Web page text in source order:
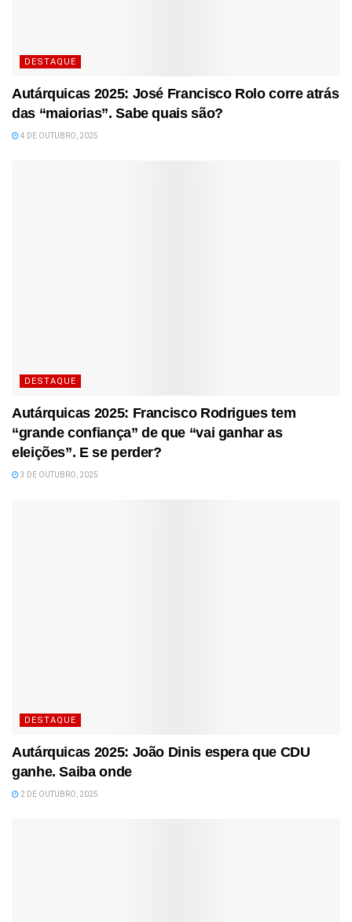
DESTAQUE
Autárquicas 2025: José Francisco Rolo corre atrás
das “maiorias”. Sabe quais são?
4 DE OUTUBRO, 2025
DESTAQUE
Autárquicas 2025: Francisco Rodrigues tem
“grande confiança” de que “vai ganhar as
eleições”. E se perder?
3 DE OUTUBRO, 2025
DESTAQUE
Autárquicas 2025: João Dinis espera que CDU
ganhe. Saiba onde
2 DE OUTUBRO, 2025